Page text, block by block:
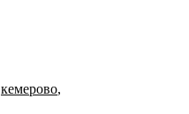
кемерово,